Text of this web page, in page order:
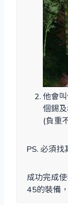
他會
個錫
(負重
PS. 必須找
成功完成
45的裝備